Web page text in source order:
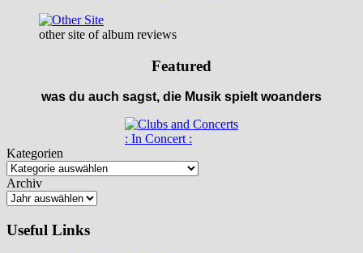
other site of album reviews
Featured
was du auch sagst, die Musik spielt woanders
: In Concert :
Kategorien
Archiv
Useful Links